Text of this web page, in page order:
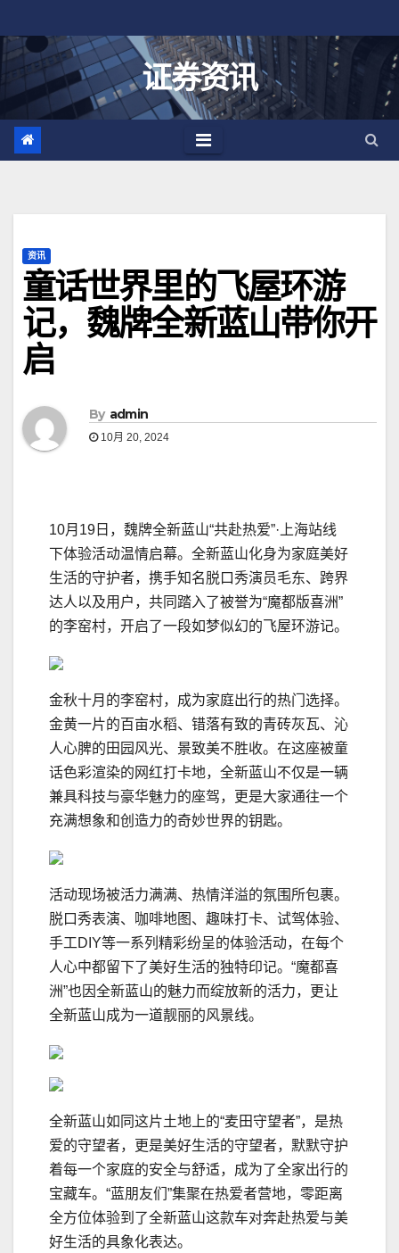
至
证券资讯
资讯
童话世界里的飞屋环游
记，魏牌全新蓝山带你开
启
By admin
10月 20, 2024
10月19日，魏牌全新蓝山“共赴热爱”·上海站线
下体验活动温情启幕。全新蓝山化身为家庭美好
生活的守护者，携手知名脱口秀演员毛东、跨界
达人以及用户，共同踏入了被誉为“魔都版喜洲”
的李窑村，开启了一段如梦似幻的飞屋环游记。
金秋十月的李窑村，成为家庭出行的热门选择。
金黄一片的百亩水稻、错落有致的青砖灰瓦、沁
人心脾的田园风光、景致美不胜收。在这座被童
话色彩渲染的网红打卡地，全新蓝山不仅是一辆
兼具科技与豪华魅力的座驾，更是大家通往一个
充满想象和创造力的奇妙世界的钥匙。
活动现场被活力满满、热情洋溢的氛围所包裹。
脱口秀表演、咖啡地图、趣味打卡、试驾体验、
手工DIY等一系列精彩纷呈的体验活动，在每个
人心中都留下了美好生活的独特印记。“魔都喜
洲”也因全新蓝山的魅力而绽放新的活力，更让
全新蓝山成为一道靓丽的风景线。
全新蓝山如同这片土地上的“麦田守望者”，是热
爱的守望者，更是美好生活的守望者，默默守护
着每一个家庭的安全与舒适，成为了全家出行的
宝藏车。“蓝朋友们”集聚在热爱者营地，零距离
全方位体验到了全新蓝山这款车对奔赴热爱与美
好生活的具象化表达。